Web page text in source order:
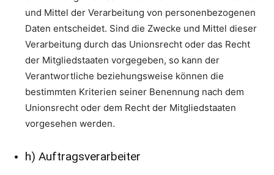
und Mittel der Verarbeitung von personenbezogenen
Daten entscheidet. Sind die Zwecke und Mittel dieser
Verarbeitung durch das Unionsrecht oder das Recht
der Mitgliedstaaten vorgegeben, so kann der
Verantwortliche beziehungsweise können die
bestimmten Kriterien seiner Benennung nach dem
Unionsrecht oder dem Recht der Mitgliedstaaten
vorgesehen werden.
h) Auftragsverarbeiter